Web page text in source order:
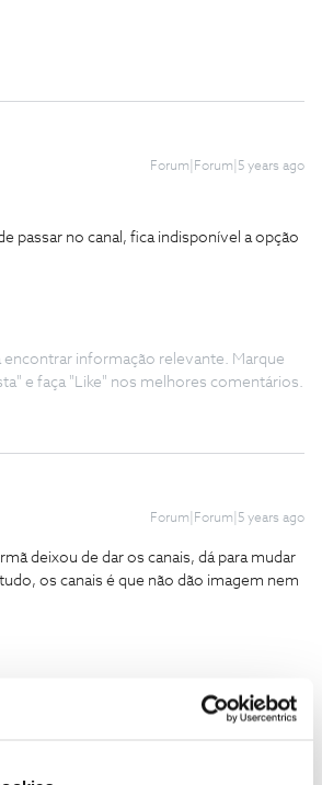
Forum|Forum|5 years ago
passar no canal, fica indisponível a opção
encontrar informação relevante. Marque
e faça "Like" nos melhores comentários.
Forum|Forum|5 years ago
deixou de dar os canais, dá para mudar
os canais é que não dão imagem nem